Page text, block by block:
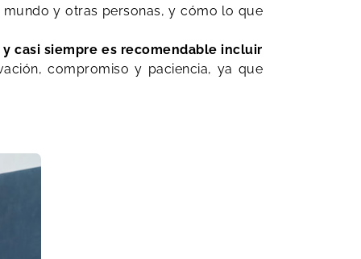
y otras personas, y cómo lo que
​casi siempre es recomendable incluir
compromiso y paciencia, ya que